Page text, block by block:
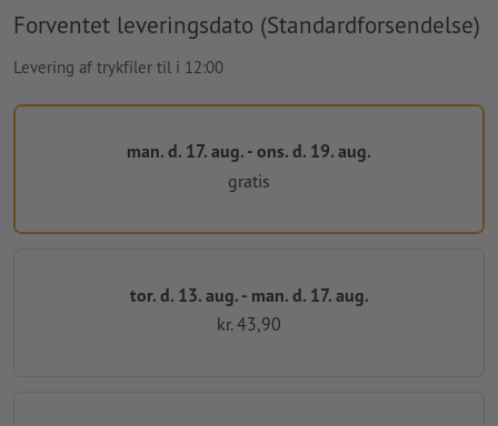
Forventet leveringsdato (Standardforsendelse)
Levering af trykfiler til i 12:00
man. d. 17. aug. - ons. d. 19. aug.
gratis
tor. d. 13. aug. - man. d. 17. aug.
kr. 43,90